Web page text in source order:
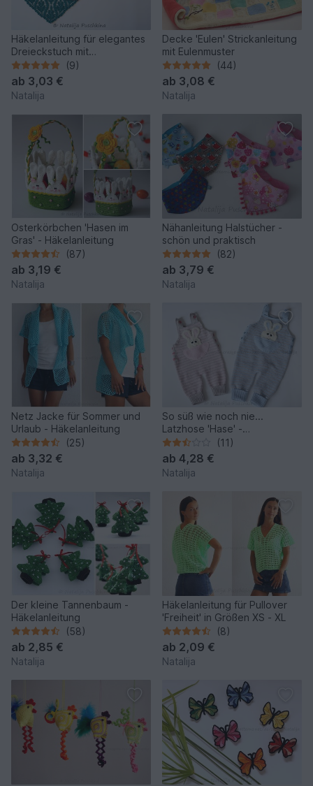
Häkelanleitung für elegantes
Dreieckstuch mit
Blättermuster(9)
ab 3,03 €
Natalija
Decke 'Eulen' Strickanleitung
mit Eulenmuster
(44)
ab 3,08 €
Natalija
Osterkörbchen 'Hasen im
Gras' - Häkelanleitung
(87)
ab 3,19 €
Natalija
Nähanleitung Halstücher -
schön und praktisch
(82)
ab 3,79 €
Natalija
Netz Jacke für Sommer und
Urlaub - Häkelanleitung
(25)
ab 3,32 €
Natalija
So süß wie noch nie...
Latzhose 'Hase' -
Häkelanleitung in Größen 56-
86
(11)
ab 4,28 €
Natalija
Der kleine Tannenbaum -
Häkelanleitung
(58)
ab 2,85 €
Natalija
Häkelanleitung für Pullover
'Freiheit' in Größen XS - XL
(8)
ab 2,09 €
Natalija